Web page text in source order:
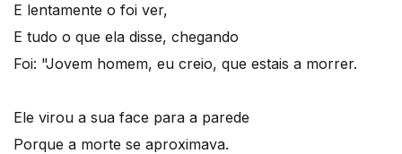
E lentamente o foi ver,
E tudo o que ela disse, chegando
Foi: "Jovem homem, eu creio, que estais a morrer.
Ele virou a sua face para a parede
Porque a morte se aproximava.